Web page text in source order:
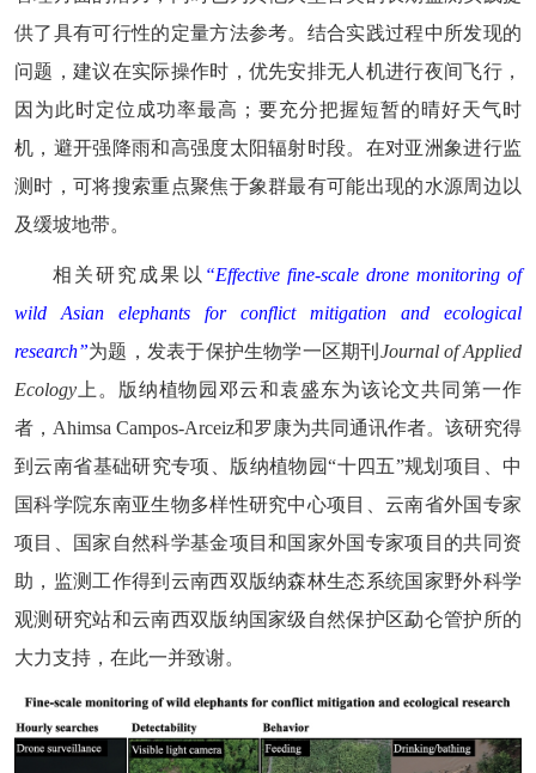
供了具有可行性的定量方法参考。结合实践过程中所发现的
问题，建议在实际操作时，优先安排无人机进行夜间飞行，
因为此时定位成功率最高；要充分把握短暂的晴好天气时
机，避开强降雨和高强度太阳辐射时段。在对亚洲象进行监
测时，可将搜索重点聚焦于象群最有可能出现的水源周边以
及缓坡地带。
相关研究成果以 “Effective fine-scale drone monitoring of
wild Asian elephants for conflict mitigation and ecological
research”为题，发表于保护生物学一区期刊 Journal of Applied
Ecology 上。版纳植物园邓云和袁盛东为该论文共同第一作
者， Ahimsa Campos-Arceiz和罗康为共同通讯作者。 该研究得
到云南省基础研究专项、 版纳植物园“十四五”规划项目、中
国科学院东南亚生物多样性研究中心项目、云南省外国专家
项目、国家自然科学基金项目和国家外国专家项目的共同资
助，监测工作得到云南西双版纳森林生态系统国家野外科学
观测研究站和云南西双版纳国家级自然保护区勐仑管护所的
大力支持，在此一并致谢。